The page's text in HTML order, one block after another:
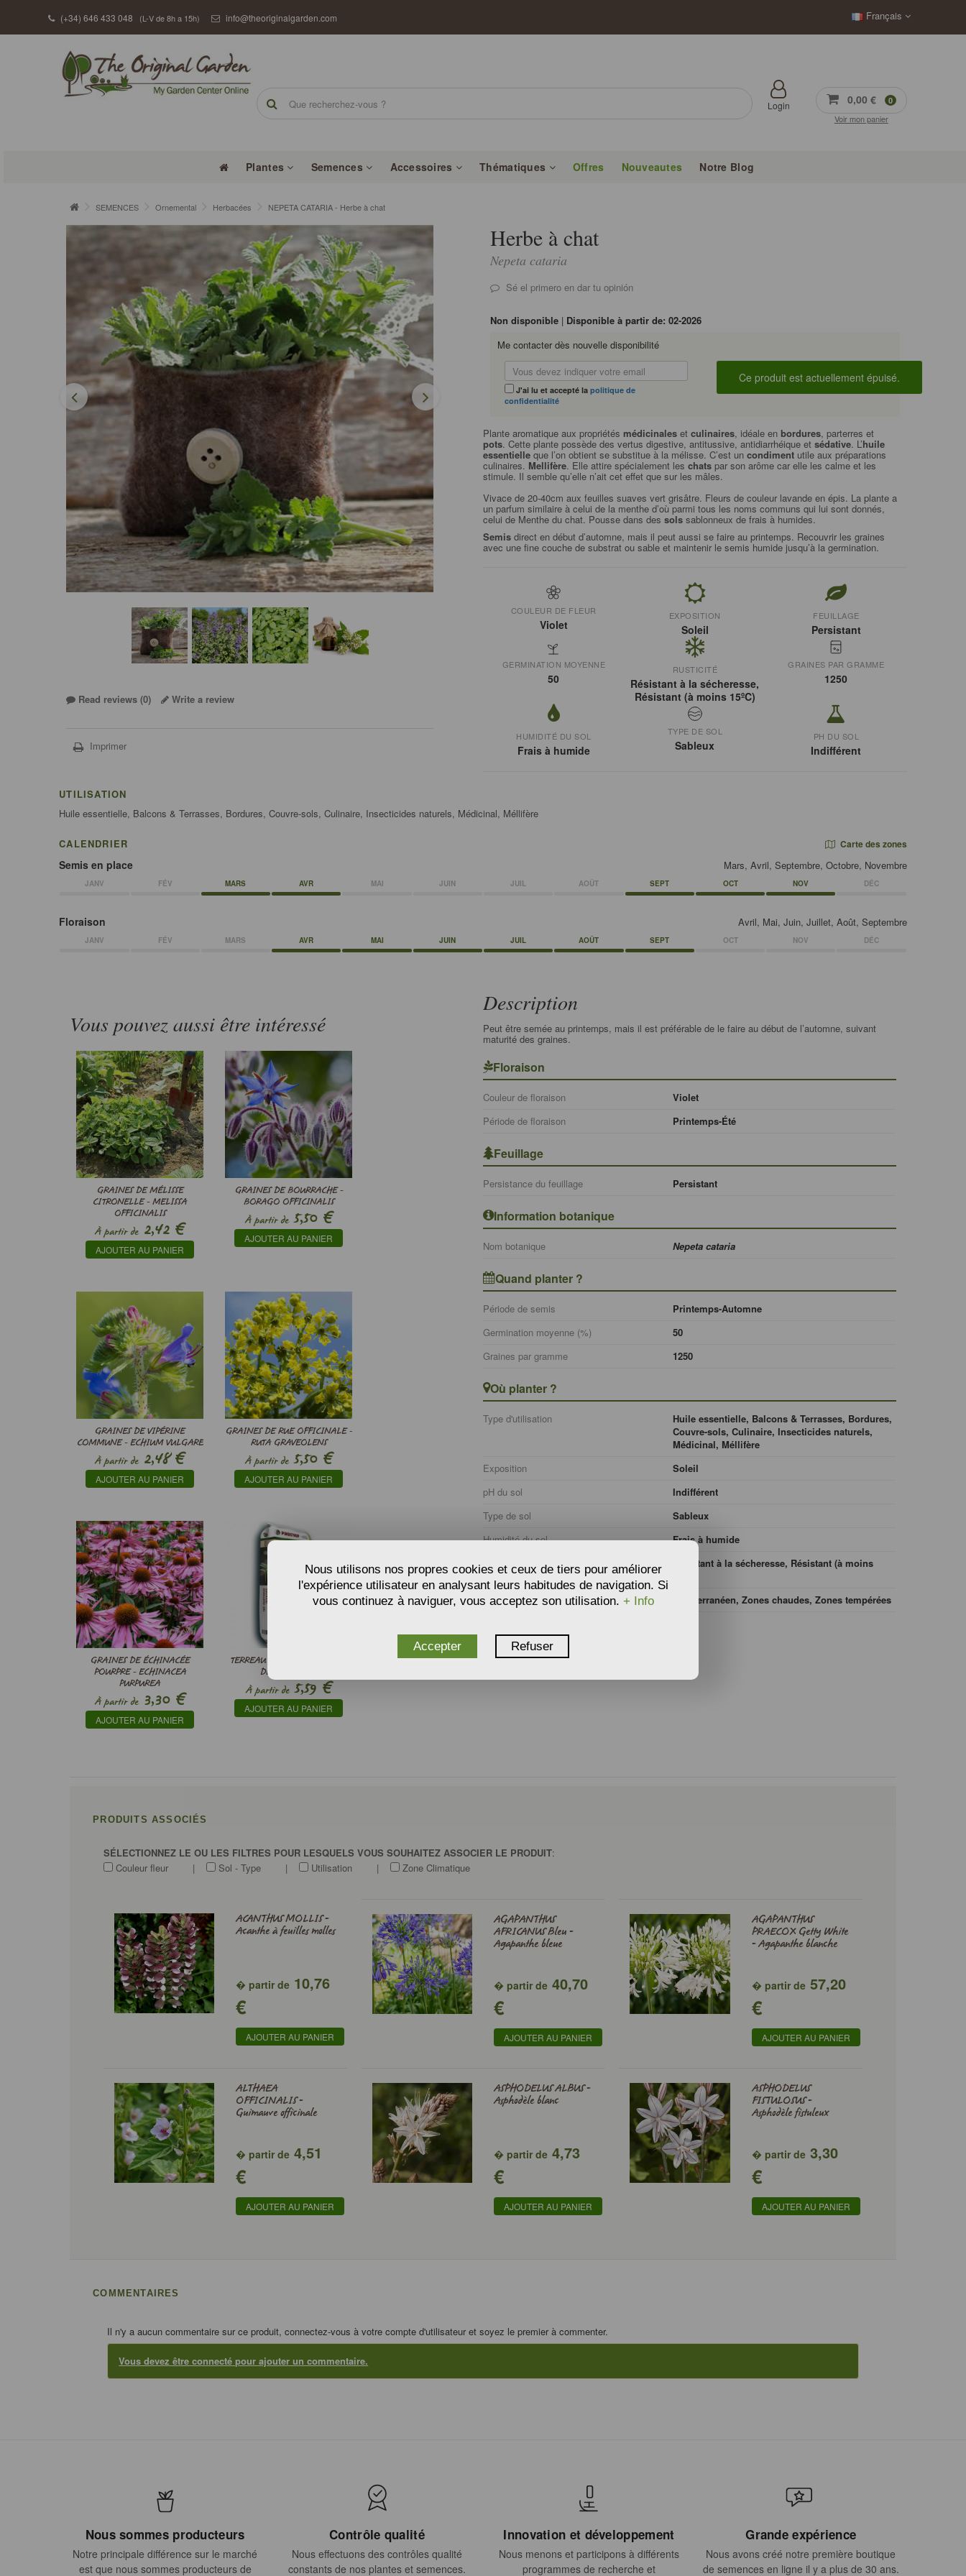
(+34) 646 433 048 (L-V de 8h a 15h) info@theoriginalgarden.com Français
0,00 € 0
Voir mon panier
Login
Plantes Semences Accessoires Thématiques Offres Nouveautes Notre Blog
SEMENCES Ornemental Herbacées NEPETA CATARIA - Herbe à chat
Read reviews (0) Write a review
Imprimer
Herbe à chat
Nepeta cataria
Sé el primero en dar tu opinión
Non disponible| Disponible à partir de: 02-2026
Me contacter dès nouvelle disponibilité
J'ai lu et accepté la politique de
confidentialité
Plante aromatique aux propriétés médicinaleset culinaires, idéale en bordures, parterres et
pots. Cette plante possède des vertus digestive, antitussive, antidiarrhéique et sédative. L’huile
essentielle que l’on obtient se substitue à la mélisse. C’est un condimentutile aux préparations
culinaires. Mellifère. Elle attire spécialement les chatspar son arôme car elle les calme et les
stimule. Il semble qu’elle n’ait cet effet que sur les mâles.
Vivace de 20-40cm aux feuilles suaves vert grisâtre. Fleurs de couleur lavande en épis. La plante a
un parfum similaire à celui de la menthe d’où parmi tous les noms communs qui lui sont donnés,
celui de Menthe du chat. Pousse dans des sols sablonneux de frais à humides.
Semisdirect en début d’automne, mais il peut aussi se faire au printemps. Recouvrir les graines
avec une fine couche de substrat ou sable et maintenir le semis humide jusqu’à la germination.
COULEUR DE FLEUR
Violet
EXPOSITION
Soleil
FEUILLAGE
Persistant
GERMINATION MOYENNE
50
RUSTICITÉ
Résistant à la sécheresse,
Résistant (à moins 15ºC)
GRAINES PAR GRAMME
1250
HUMIDITÉ DU SOL
Frais à humide
TYPE DE SOL
Sableux
PH DU SOL
Indifférent
UTILISATION
Huile essentielle, Balcons & Terrasses, Bordures, Couvre-sols, Culinaire, Insecticides naturels, Médicinal, Méllifère
CALENDRIER Carte des zones
Semis en place Mars, Avril, Septembre, Octobre, Novembre
JANV FÉV MARS AVR MAI JUIN JUIL AOÛT SEPT OCT NOV DÉC
Floraison Avril, Mai, Juin, Juillet, Août, Septembre
JANV FÉV MARS AVR MAI JUIN JUIL AOÛT SEPT OCT NOV DÉC
Vous pouvez aussi être intéressé
GRAINES DE MÉLISSE
CITRONELLE - MELISSA
OFFICINALIS
À partir de2,42 €
AJOUTER AU PANIER
GRAINES DE BOURRACHE -
BORAGO OFFICINALIS
À partir de5,50€
AJOUTER AU PANIER
GRAINES DE VIPÉRINE
COMMUNE - ECHIUM VULGARE
À partir de2,48€
AJOUTER AU PANIER
GRAINES DE RUE OFFICINALE -
RUTA GRAVEOLENS
À partir de5,50€
AJOUTER AU PANIER
GRAINES DE ÉCHINACÉE
POURPRE - ECHINACEA
PURPUREA
À partir de3,30€
AJOUTER AU PANIER
TERREAU SPÉCIAL SEMIS BIO
DE PINDSTRUP
À partir de5,59 €
AJOUTER AU PANIER
Description
Peut être semée au printemps, mais il est préférable de le faire au début de l’automne, suivant
maturité des graines.
Floraison
Couleur de floraison
Violet
Période de floraison
Printemps-Été
Feuillage
Persistance du feuillage Persistant
Information botanique
Nom botanique Nepeta cataria
Quand planter ?
Période de semis
Printemps-Automne
Germination moyenne (%)
50
Graines par gramme
1250
Où planter ?
Type d'utilisation
Huile essentielle, Balcons & Terrasses, Bordures,
Couvre-sols, Culinaire, Insecticides naturels,
Médicinal, Méllifère
Exposition
Soleil
pH du sol
Indifférent
Type de sol
Sableux
Humidité du sol
Frais à humide
Rusticité
Résistant à la sécheresse, Résistant (à moins
Zone climatique
Méditerranéen, Zones chaudes, Zones tempérées
PRODUITS ASSOCIÉS
SÉLECTIONNEZ LE OU LES FILTRES POUR LESQUELS VOUS SOUHAITEZ ASSOCIER LE PRODUIT:
Couleur fleur
| Sol - Type | Utilisation | Zone Climatique
ACANTHUS MOLLIS -
Acanthe à feuilles molles
� partir de 10,76
€
AJOUTER AU PANIER
AGAPANTHUS
AFRICANUS Bleu -
Agapanthe bleue
� partir de 40,70
€
AJOUTER AU PANIER
AGAPANTHUS
PRAECOX Getty White
- Agapanthe blanche
� partir de57,20
€
AJOUTER AU PANIER
ALTHAEA
OFFICINALIS -
Guimauve officinale
� partir de 4,51
€
AJOUTER AU PANIER
ASPHODELUS ALBUS -
Asphodèle blanc
� partir de 4,73
€
AJOUTER AU PANIER
ASPHODELUS
FISTULOSUS -
Asphodèle fistuleux
� partir de3,30
€
AJOUTER AU PANIER
COMMENTAIRES
Il n'y a aucun commentaire sur ce produit, connectez-vous à votre compte d'utilisateur et soyez le premier à commenter.
Vous devez être connecté pour ajouter un commentaire.
Nous sommes producteurs
Notre principale différence sur le marché
est que nous sommes producteurs de
Contrôle qualité
Nous effectuons des contrôles qualité
constants de nos plantes et semences.
Innovation et développement
Nous menons et participons à différents
programmes de recherche et
Grande expérience
Nous avons créé notre première boutique
de semences en ligne il y a plus de 30 ans.
Nous utilisons nos propres cookies et ceux de tiers pour améliorer
l'expérience utilisateur en analysant leurs habitudes de navigation. Si
vous continuez à naviguer, vous acceptez son utilisation. + Info
Accepter Refuser